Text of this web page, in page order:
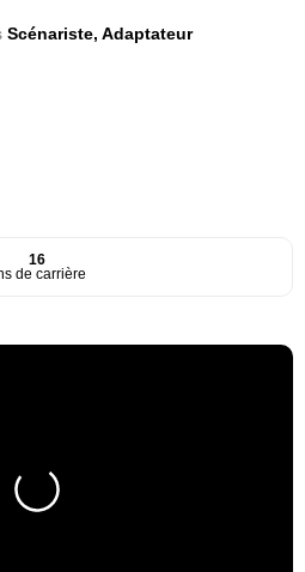
Scénariste,Adaptateur
16
de carrière